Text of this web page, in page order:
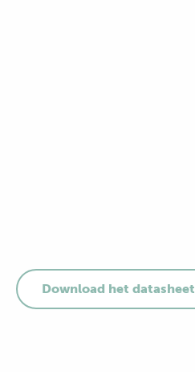
Download het datasheet